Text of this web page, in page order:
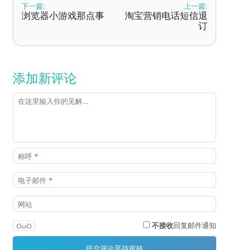
下一篇:
浏览器小游戏那点事
上一篇:
淘宝营销电话短信退
订
添加新评论
OωO 不接收回复邮件通知